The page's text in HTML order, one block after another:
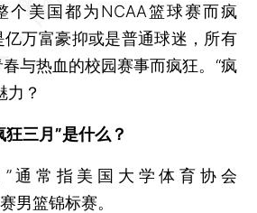
美国都为NCAA篮球赛而疯
万富豪抑或是普通球迷，所有
与热血的校园赛事而疯狂。“疯
力？
狂三月”是什么？
常指美国大学体育协会
男篮锦标赛。